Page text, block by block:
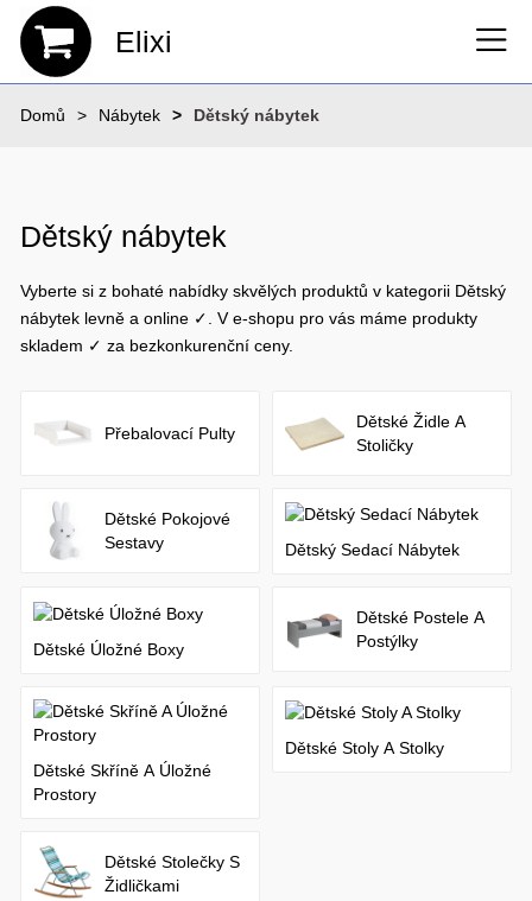
Elixi
Domů Nábytek Dětský nábytek
Dětský nábytek
Vyberte si z bohaté nabídky skvělých produktů v kategorii Dětský
nábytek levně a online ✓. V e-shopu pro vás máme produkty
skladem ✓ za bezkonkurenční ceny.
Přebalovací Pulty
Dětské Židle A
Stoličky
Dětské Pokojové
Sestavy
Dětský Sedací Nábytek
Dětské Úložné Boxy
Dětské Postele A
Postýlky
Dětské Skříně A Úložné
Prostory
Dětské Stoly A Stolky
Dětské Stolečky S
Židličkami